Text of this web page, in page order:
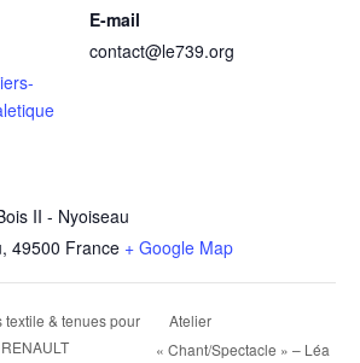
II - Nyoiseau
, 49500 France + Google Map
E-mail
contact@le739.org
& tenues pour
Atelier
« Chant/Spectacle » – Léa